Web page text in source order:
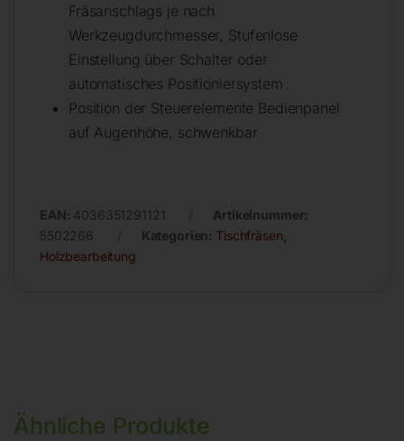
Fräsanschlags je nach
Werkzeugdurchmesser, Stufenlose
Einstellung über Schalter oder
automatisches Positioniersystem
Position der Steuerelemente Bedienpanel
auf Augenhöhe, schwenkbar
EAN: 4036351291121
Artikelnummer:
5502266
Kategorien: Tischfräsen
Holzbearbeitung
Ähnliche Produkte